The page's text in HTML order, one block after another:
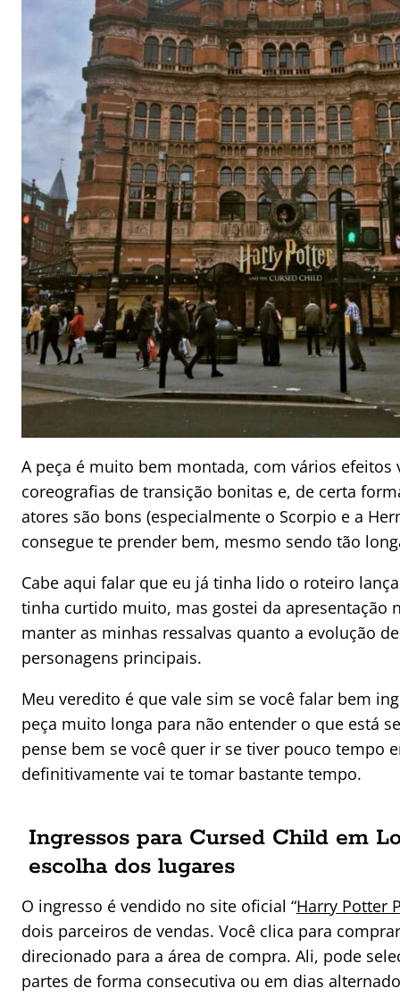
A peça é muito bem montada, com vários efeitos
coreografias de transição bonitas e, de certa
atores são bons (especialmente o Scorpio e a
consegue te prender bem, mesmo sendo tão
Cabe aqui falar que eu já tinha lido o roteiro
tinha curtido muito, mas gostei da apresentação
manter as minhas ressalvas quanto a evolução
personagens principais.
Meu veredito é que vale sim se você falar bem
peça muito longa para não entender o que está
pense bem se você quer ir se tiver pouco tempo
definitivamente vai te tomar bastante tempo.
Ingressos para Cursed Child em
escolha dos lugares
O ingresso é vendido no site oficial “Harry Potter
dois parceiros de vendas. Você clica para
direcionado para a área de compra. Ali, pode
partes de forma consecutiva ou em dias